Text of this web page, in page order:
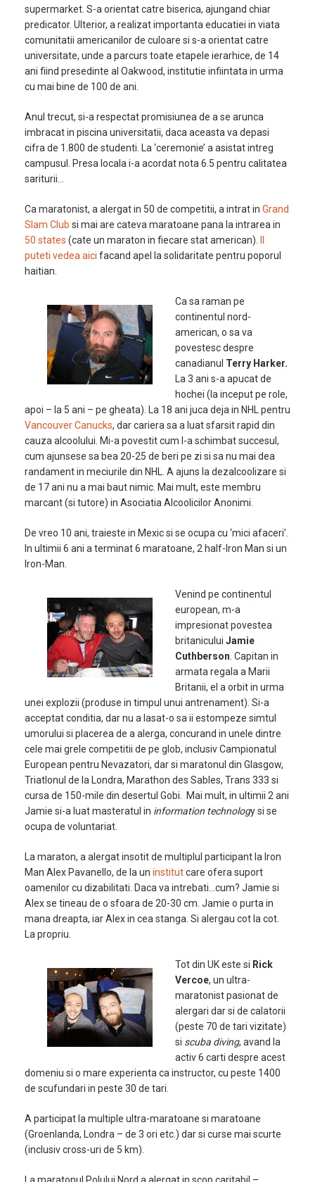
supermarket. S-a orientat catre biserica, ajungand chiar
predicator. Ulterior, a realizat importanta educatiei in viata
comunitatii americanilor de culoare si s-a orientat catre
universitate, unde a parcurs toate etapele ierarhice, de 14
ani fiind presedinte al Oakwood, institutie infiintata in urma
cu mai bine de 100 de ani.
Anul trecut, si-a respectat promisiunea de a se arunca
imbracat in piscina universitatii, daca aceasta va depasi
cifra de 1.800 de studenti. La ‘ceremonie’ a asistat intreg
campusul. Presa locala i-a acordat nota 6.5 pentru calitatea
sariturii…
Ca maratonist, a alergat in 50 de competitii, a intrat in Grand
Slam Club si mai are cateva maratoane pana la intrarea in
50 states (cate un maraton in fiecare stat american).
puteti vedea aici facand apel la solidaritate pentru poporul
haitian.
Ca sa raman pe
continentul nord-
american, o sa va
povestesc despre
canadianul Terry Harker.
La 3 ani s-a apucat de
hochei (la inceput pe role,
apoi – la 5 ani – pe gheata). La 18 ani juca deja in NHL pentru
Vancouver Canucks, dar cariera sa a luat sfarsit rapid din
cauza alcoolului. Mi-a povestit cum l-a schimbat succesul,
cum ajunsese sa bea 20-25 de beri pe zi si sa nu mai dea
randament in meciurile din NHL. A ajuns la dezalcoolizare si
de 17 ani nu a mai baut nimic. Mai mult, este membru
marcant (si tutore) in Asociatia Alcoolicilor Anonimi.
De vreo 10 ani, traieste in Mexic si se ocupa cu ‘mici afaceri’.
In ultimii 6 ani a terminat 6 maratoane, 2 half-Iron Man si un
Iron-Man.
Venind pe continentul
european, m-a
impresionat povestea
britanicului Jamie
Cuthberson . Capitan in
armata regala a Marii
Britanii, el a orbit in urma
unei explozii (produse in timpul unui antrenament). Si-a
acceptat conditia, dar nu a lasat-o sa ii estompeze simtul
umorului si placerea de a alerga, concurand in unele dintre
cele mai grele competitii de pe glob, inclusiv Campionatul
European pentru Nevazatori, dar si maratonul din Glasgow,
Triatlonul de la Londra, Marathon des Sables, Trans 333 si
cursa de 150-mile din desertul Gobi. Mai mult, in ultimii 2 ani
Jamie si-a luat masteratul in information technology si se
ocupa de voluntariat.
La maraton, a alergat insotit de multiplul participant la Iron
Man Alex Pavanello, de la un institutcare ofera suport
oamenilor cu dizabilitati. Daca va intrebati…cum? Jamie si
Alex se tineau de o sfoara de 20-30 cm. Jamie o purta in
mana dreapta, iar Alex in cea stanga. Si alergau cot la cot.
La propriu.
Tot din UK este si Rick
Vercoe, un ultra-
maratonist pasionat de
alergari dar si de calatorii
(peste 70 de tari vizitate)
si scuba diving, avand la
activ 6 carti despre acest
domeniu si o mare experienta ca instructor, cu peste 1400
de scufundari in peste 30 de tari.
A participat la multiple ultra-maratoane si maratoane
(Groenlanda, Londra – de 3 ori etc.) dar si curse mai scurte
(inclusiv cross-uri de 5 km).